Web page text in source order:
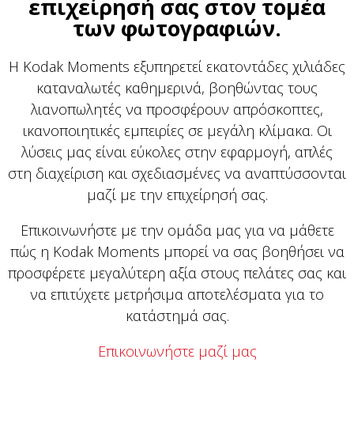
επιχείρησή σας στον τομέα
των φωτογραφιών.
Η Kodak Moments εξυπηρετεί εκατοντάδες χιλιάδες
καταναλωτές καθημερινά, βοηθώντας τους
λιανοπωλητές να προσφέρουν απρόσκοπτες,
ικανοποιητικές εμπειρίες σε μεγάλη κλίμακα. Οι
λύσεις μας είναι εύκολες στην εφαρμογή, απλές
στη διαχείριση και σχεδιασμένες να αναπτύσσονται
μαζί με την επιχείρησή σας.
Επικοινωνήστε με την ομάδα μας για να μάθετε
πώς η Kodak Moments μπορεί να σας βοηθήσει να
προσφέρετε μεγαλύτερη αξία στους πελάτες σας και
να επιτύχετε μετρήσιμα αποτελέσματα για το
κατάστημά σας.
Επικοινωνήστε μαζί μας